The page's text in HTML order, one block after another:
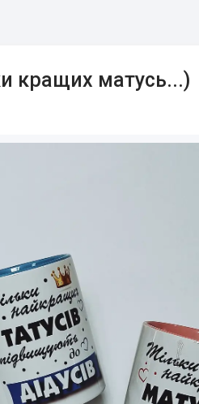
кращих матусь...)